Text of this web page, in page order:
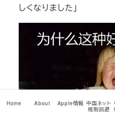
しくなりました」
Home About Apple情報 中国ネット
規制回避